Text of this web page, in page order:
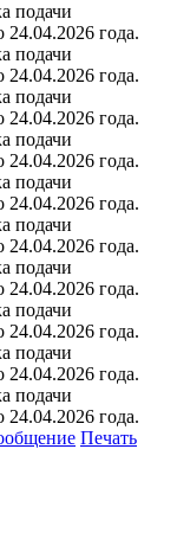
подачи
года.
подачи
года.
подачи
года.
подачи
года.
подачи
года.
подачи
года.
подачи
года.
подачи
года.
подачи
года.
подачи
года.
Печать